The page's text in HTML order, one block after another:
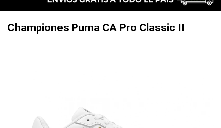
Championes Puma CA Pro Classic II